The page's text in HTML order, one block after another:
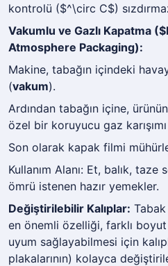
kontrolü ($^\circ C$)
Vakumlu ve Gazlı Kapatma
Atmosphere Packaging):
Makine, tabağın içindeki
(vakum).
Ardından tabağın içine,
özel bir koruyucu gaz karışımı
Son olarak kapak filmi
Kullanım Alanı: Et, balık, taze
ömrü istenen hazır yemekler.
Değiştirilebilir Kalıplar:
en önemli özelliği, farklı
uyum sağlayabilmesi için
plakalarının) kolayca